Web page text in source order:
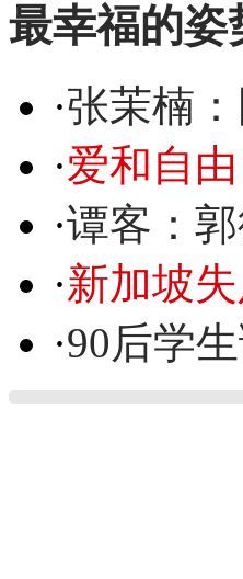
最幸福的姿
·张茉楠
·爱和自
·谭客：
·新加坡
·90后学